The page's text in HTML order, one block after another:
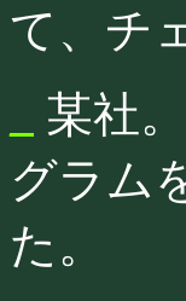
て、チ
某社
グラム
た。